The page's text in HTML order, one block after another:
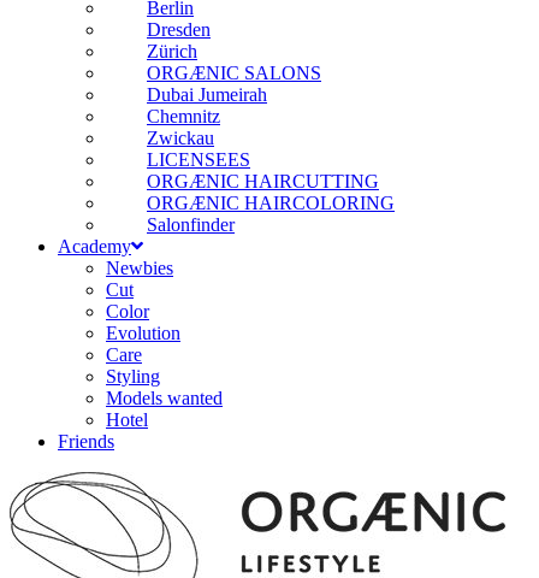
Berlin
Dresden
Zürich
ORGÆNIC SALONS
Dubai Jumeirah
Chemnitz
Zwickau
LICENSEES
ORGÆNIC HAIRCUTTING
ORGÆNIC HAIRCOLORING
Salonfinder
Academy
Newbies
Cut
Color
Evolution
Care
Styling
Models wanted
Hotel
Friends